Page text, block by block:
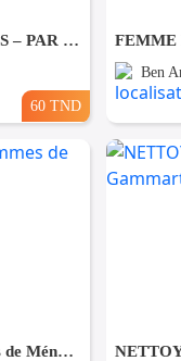
FEMME DE MENAGE A TUNIS – PAR JOUR A Fouchana
60 TND
Ben
La Meilleure societe de Femmes de Ménage A Ain zaghouane